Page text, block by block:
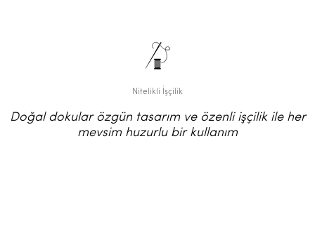
Nitelikli İşçilik
Doğal dokular özgün tasarım ve özenli işçilik ile her
mevsim huzurlu bir kullanım